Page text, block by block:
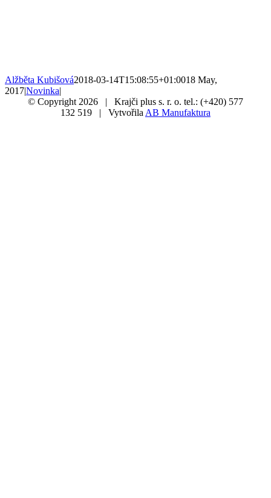
Alžběta Kubišová2018-03-14T15:08:55+01:0018 May,
2017|Novinka|
© Copyright2026 | Krajči plus s. r. o. tel.: (+420) 577
132 519 | VytvořilaAB Manufaktura